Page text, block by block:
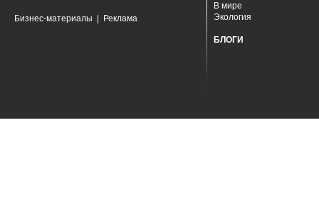
Бизнес-материалы Реклама
В мире
Экология
БЛОГИ